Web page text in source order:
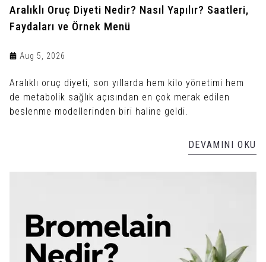
Aralıklı Oruç Diyeti Nedir? Nasıl Yapılır? Saatleri,
Faydaları ve Örnek Menü
Aug 5, 2026
Aralıklı oruç diyeti, son yıllarda hem kilo yönetimi hem
de metabolik sağlık açısından en çok merak edilen
beslenme modellerinden biri haline geldi.
DEVAMINI OKU